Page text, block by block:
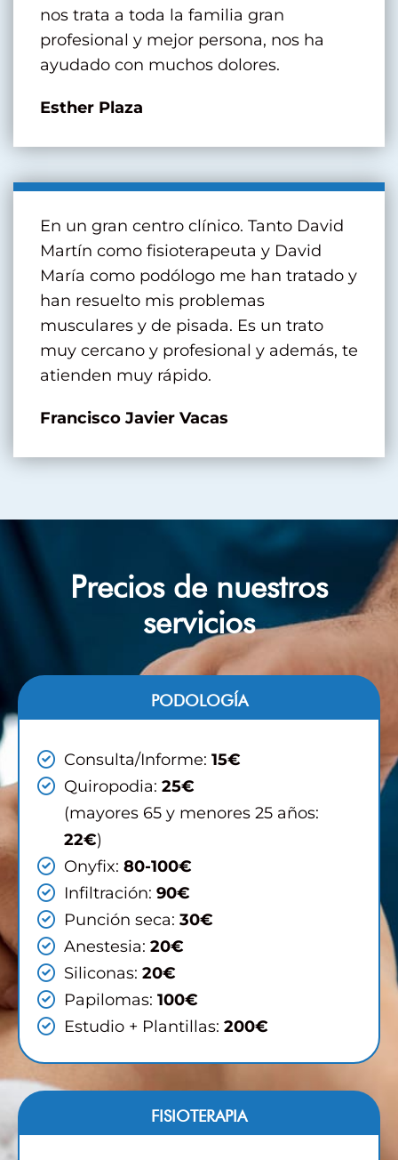
nos trata a toda la familia gran
profesional y mejor persona, nos ha
ayudado con muchos dolores.
Esther Plaza
En un gran centro clínico. Tanto David
Martín como fisioterapeuta y David
María como podólogo me han tratado y
han resuelto mis problemas
musculares y de pisada. Es un trato
muy cercano y profesional y además, te
atienden muy rápido.
Francisco Javier Vacas
Precios de nuestros
servicios
PODOLOGÍA
Consulta/Informe: 15€
Quiropodia: 25€
(mayores 65 y menores 25 años:
22€)
Onyfix: 80-100€
Infiltración: 90€
Punción seca: 30€
Anestesia: 20€
Siliconas: 20€
Papilomas: 100€
Estudio + Plantillas: 200€
FISIOTERAPIA